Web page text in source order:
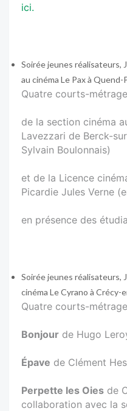
ici.
Soirée jeunes réalisateurs,
au cinéma Le Pax à Quend-
Quatre courts-
de la section cinéma
Lavezzari de Berck-
Sylvain Boulonnais)
et de la Licence
Picardie Jules Verne
en présence des
Soirée jeunes réalisateurs,
cinéma Le Cyrano à Crécy-
Quatre courts-
Bonjour de Hugo
Épave de Clément
Perpette les Oies de
collaboration avec la